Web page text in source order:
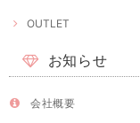
OUTLET
お知らせ
会社概要